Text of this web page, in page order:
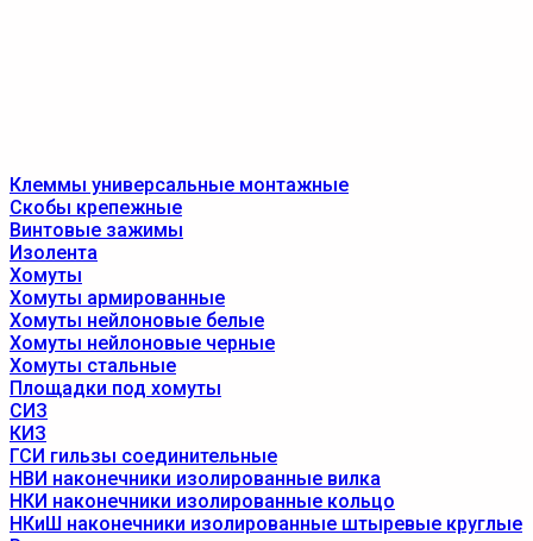
Клеммы универсальные монтажные
Скобы крепежные
Винтовые зажимы
Изолента
Хомуты
Хомуты армированные
Хомуты нейлоновые белые
Хомуты нейлоновые черные
Хомуты стальные
Площадки под хомуты
СИЗ
КИЗ
ГСИ гильзы соединительные
НВИ наконечники изолированные вилка
НКИ наконечники изолированные кольцо
НКиШ наконечники изолированные штыревые круглые